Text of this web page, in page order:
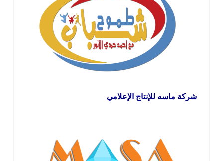
شركة ماسه للإنتاج الإعلامي